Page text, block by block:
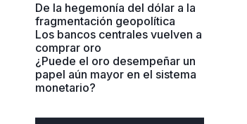
De la hegemonía del dólar a la
fragmentación geopolítica
Los bancos centrales vuelven a
comprar oro
¿Puede el oro desempeñar un
papel aún mayor en el sistema
monetario?